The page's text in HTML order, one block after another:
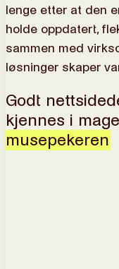
lenge etter at den
holde oppdatert,
sammen med
løsninger skaper
Godt
kjennes i
musepekeren